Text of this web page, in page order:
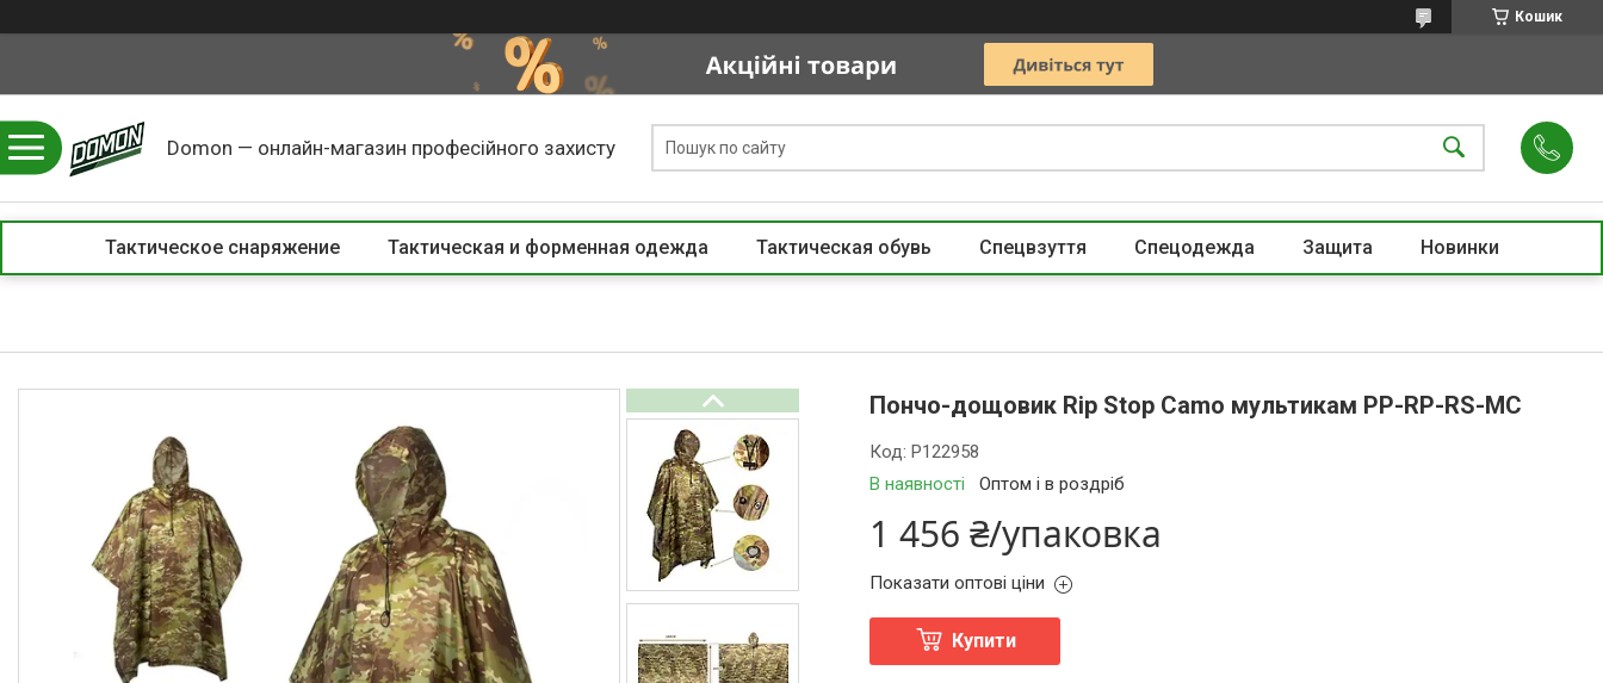
Кошик
Domon — онлайн-магазин професійного захисту
Тактическое снаряжение Тактическая и форменная одежда Тактическая обувь Спецвзуття Спецодежда Защита Новинки
Пончо-дощовик Rip Stop Camo мультикам PP-RP-RS-MC
В наявності Оптом і в роздріб
Код:P122958
1 456 ₴/упаковка
Показати оптові ціни
Купити